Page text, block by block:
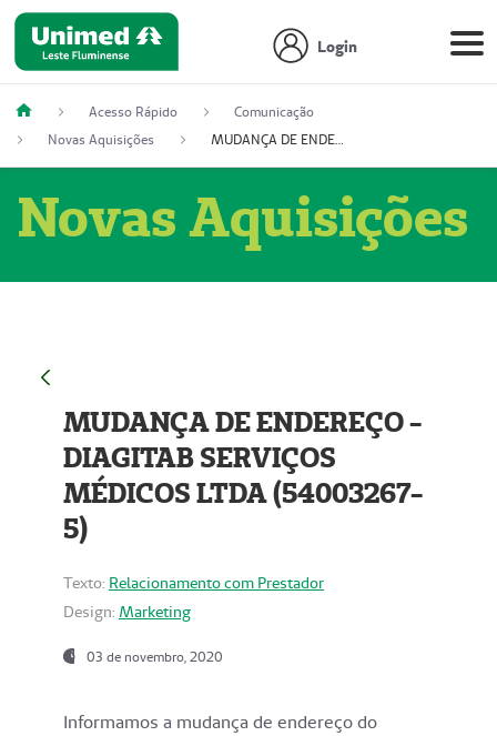
Login
Acesso Rápido
Comunicação
Novas Aquisições
MUDANÇA DE ENDEREÇO - DIAGITAB SERVIÇOS MÉDICOS LTDA (54003267-5)
Novas Aquisições
MUDANÇA DE ENDEREÇO -
DIAGITAB SERVIÇOS
MÉDICOS LTDA (54003267-
5)
Texto: Relacionamento com Prestador
Design: Marketing
03 de novembro, 2020
Informamos a mudança de endereço do